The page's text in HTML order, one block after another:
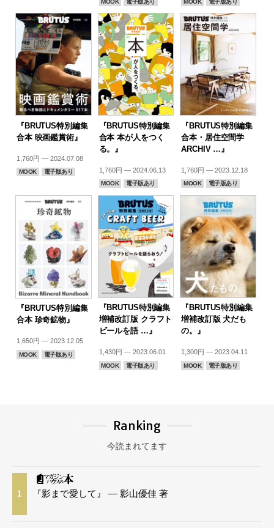
MOOK 電子版あり MOOK 電子版あり
『BRUTUS特別編集
合本 映画鑑賞術』
1,760円 — 2024.07.08
MOOK 電子版あり
『BRUTUS特別編集
合本 本が人をつく
る。』
1,760円 — 2024.06.13
MOOK 電子版あり
『BRUTUS特別編集
合本・居住空間学
ARCHIV …』
1,760円 — 2023.12.18
MOOK 電子版あり
『BRUTUS特別編集
合本 珍奇鉱物』
1,650円 — 2023.12.05
MOOK 電子版あり
『BRUTUS特別編集
増補改訂版 クラフト
ビールを語 …』
1,430円 — 2023.06.01
MOOK 電子版あり
『BRUTUS特別編集
増補改訂版 犬だも
の。』
1,300円 — 2023.04.11
MOOK 電子版あり
Ranking
今読まれてます
1 『影まで愛して』 — 影山優佳 著